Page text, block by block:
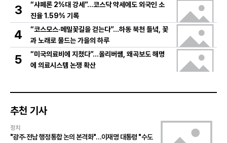
3
“샤페론 2%대 강세”…코스닥 약세에도 외국인 소
진율 1.59% 기록
4
“코스모스·메밀꽃길을 걷는다”…하동 북천 들녘, 꽃
과 노래로 물드는 가을의 하루
5
“미국의료비에 지쳤다”…올리버쌤, 왜곡보도 해명
에 의료시스템 논쟁 확산
추천 기사
정치
"광주·전남 행정통합 논의 본격화"…이재명 대통령 "수도